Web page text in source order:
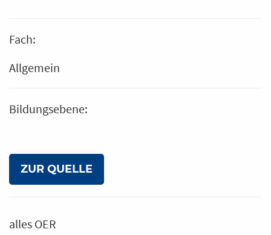
Fach:
Allgemein
Bildungsebene:
ZUR QUELLE
alles OER